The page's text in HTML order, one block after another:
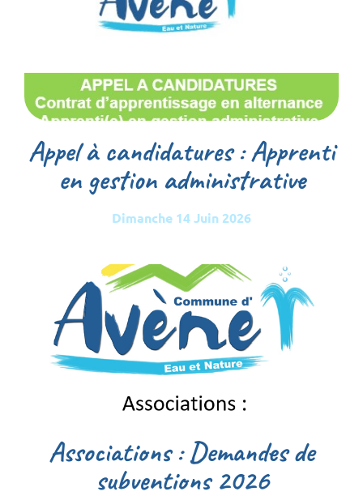
Appel à candidatures : Apprenti
en gestion administrative
Dimanche 14 Juin 2026
Associations : Demandes de
subventions 2026